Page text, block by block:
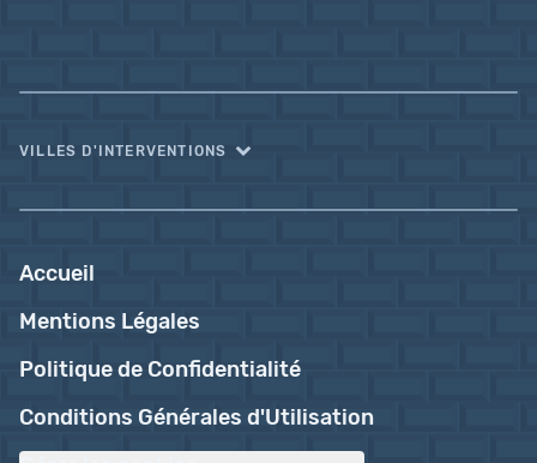
VILLES D'INTERVENTIONS
Accueil
Mentions Légales
Politique de Confidentialité
Conditions Générales d'Utilisation